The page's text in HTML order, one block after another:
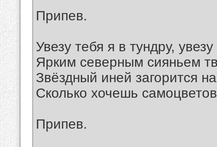
Припев.
Увезу тебя я в тундру,
Ярким северным сияньем
Звёздный иней загорится
Сколько хочешь
Припев.